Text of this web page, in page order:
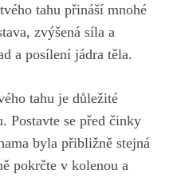
tahu přináší mnohé
zvýšená síla a
a posílení jádra těla.
tahu je důležité
Postavte ⁣se před činky
byla přibližně stejná
pokrčte​ v kolenou a